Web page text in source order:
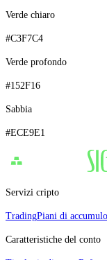
Verde chiaro
#C3F7C4
Verde profondo
#152F16
Sabbia
#ECE9E1
Servizi cripto
TradingPiani di accumulo
Caratteristiche del conto